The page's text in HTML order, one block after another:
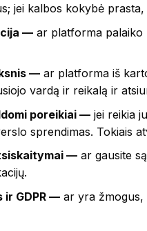
jei kalbos kokybė
— ar platforma palaiko
— ar platforma iš
vardą ir reikalą ir
poreikiai — jei reikia
sprendimas. Tokiais
— ar gausite
ir GDPR — ar yra žmogus,